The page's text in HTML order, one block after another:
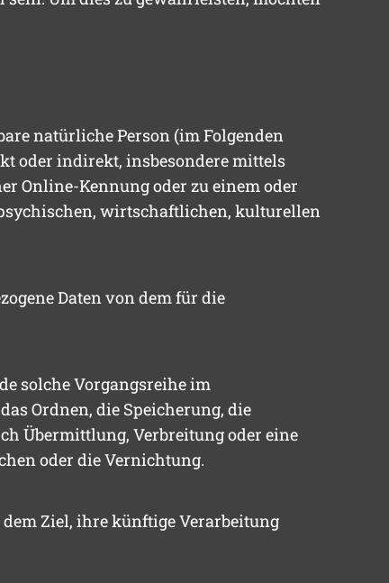
natürliche Person (im Folgenden
oder indirekt, insbesondere mittels
Online-Kennung oder zu einem oder
wirtschaftlichen, kulturellen
Daten von dem für die
solche Vorgangsreihe im
Ordnen, die Speicherung, die
Übermittlung, Verbreitung oder eine
oder die Vernichtung.
Ziel, ihre künftige Verarbeitung